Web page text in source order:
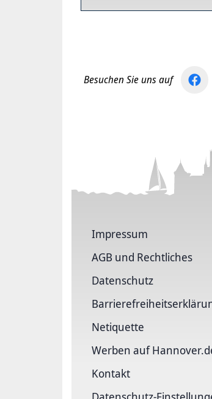
Besuchen Sie uns auf
Impressum
AGB und Rechtliches
Datenschutz
Netiquette
Werben auf
Kontakt